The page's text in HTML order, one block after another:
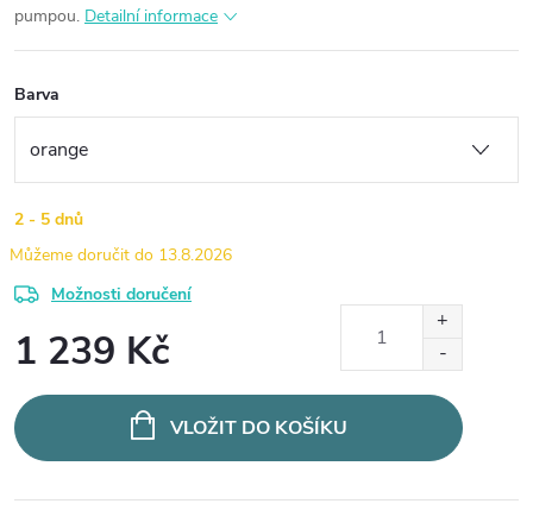
pumpou. Detailní informace
Barva
2 - 5 dnů
13.8.2026
Možnosti doručení
1 239 Kč
cena:
VLOŽIT DO KOŠÍKU